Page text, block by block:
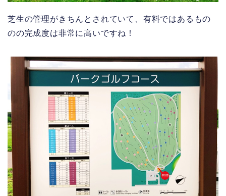
芝生の管理がきちんとされていて、有料ではあるもの
のの完成度は非常に高いですね！